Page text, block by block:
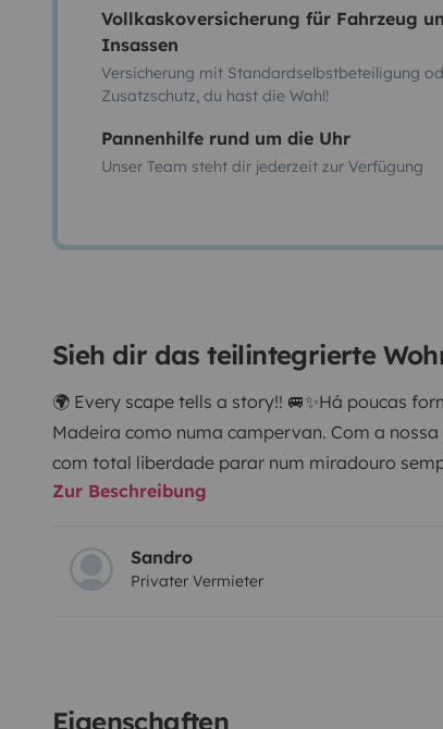
Vollkaskoversicherung für Fahrzeug
Insassen
Versicherung mit Standardselbstbeteiligung
Zusatzschutz, du hast die Wahl!
Pannenhilfe rund um die Uhr
Unser Team steht dir jederzeit zur Verfügung
Sieh dir das teilintegrierte
🌍 Every scape tells a story!! 🚐✨Há poucas
Madeira como numa campervan. Com a
com total liberdade parar num miradouro
escondidas ou simplesmente acordar rodeado
da ilha, permitindo-lhe chegar com facilidade
Madeira. E com quilometragem ilimitada,
pequena aventura em família ou até para
Zur Beschreibung
Sandro
Privater Vermieter
Eigenschaften